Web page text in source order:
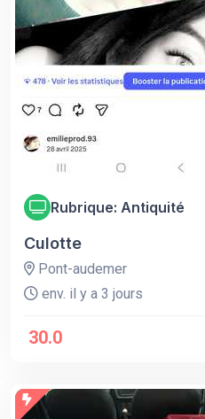
Rubrique: Antiquité
Culotte
Pont-audemer
env. il y a 3 jours
30.0